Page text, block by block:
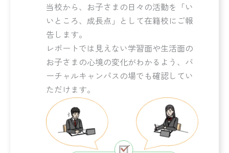
当校から、お子さまの日々の活動を「い
いところ、成長点」として在籍校にご報
告します。
レポートでは見えない学習面や生活面の
お子さまの心境の変化がわかるよう、バ
ーチャルキャンパスの場でも確認してい
ただけます。